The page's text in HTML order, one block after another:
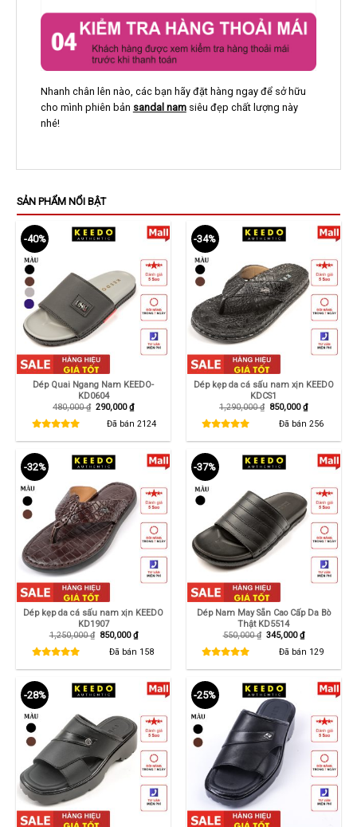
Nhanh chân lên nào, các bạn hãy đặt hàng ngay để sở hữu
cho mình phiên bản sandal namsiêu đẹp chất lượng này
nhé!
SẢN PHẨM NỔI BẬT
-40%
Dép Quai Ngang Nam KEEDO-
KD0604
480,000₫ Giá
290,000₫Giá
hiện
tại
Đã bán2124
-34%
Dép kẹp da cá sấu nam xịn KEEDO
KDCS1
1,290,000₫ Giá
850,000₫Giá
hiện
tại
Đã bán256
-32%
Dép kẹp da cá sấu nam xịn KEEDO
KD1907
1,250,000₫ Giá
850,000₫Giá
hiện
tại
Đã bán 158
-37%
Dép Nam May Sẵn Cao Cấp Da Bò
Thật KD5514
550,000₫ Giá
345,000₫Giá
hiện
tại
Đã bán 129
-28% -25%